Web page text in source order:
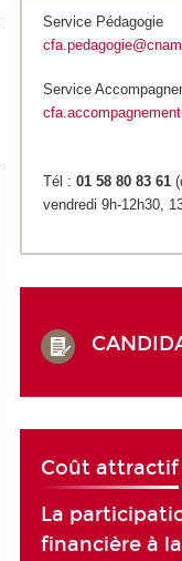
Service Pédagogie
Service
Tél :01 58 80 83 61
vendredi 9h-12h30,
Coût attractif
La
financière à